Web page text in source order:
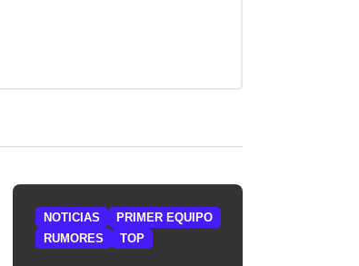
NOTICIAS
PRIMER EQUIPO
RUMORES
TOP